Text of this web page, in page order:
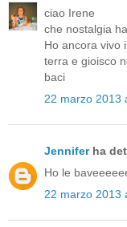
ciao Irene
che nostalgia
Ho ancora vivo
terra e gioisco
baci
22 marzo 2013
Jenniferha
Ho le
22 marzo 2013